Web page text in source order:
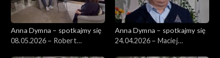
Anna Dymna – spotkajmy się
08.05.2026 – Robert
Anna Dymna – spotkajmy się
24.04.2026 – Maciej